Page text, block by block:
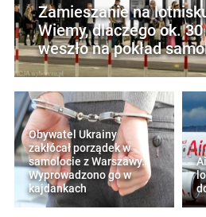
Zamieszanie na
Wiemy, dlaczego ok.
weszło na pokład
Obywatel Ukrainy
zakłócał porządek w
samolocie z Warszawy.
Wyprowadzono go w
kajdankach